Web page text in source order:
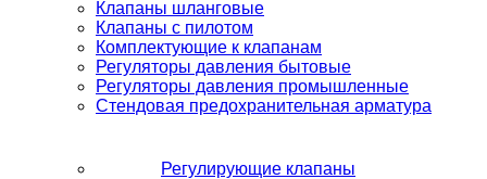
Клапаны шланговые
Клапаны с пилотом
Комплектующие к клапанам
Регуляторы давления бытовые
Регуляторы давления промышленные
Стендовая предохранительная арматура
Регулирующие клапаны